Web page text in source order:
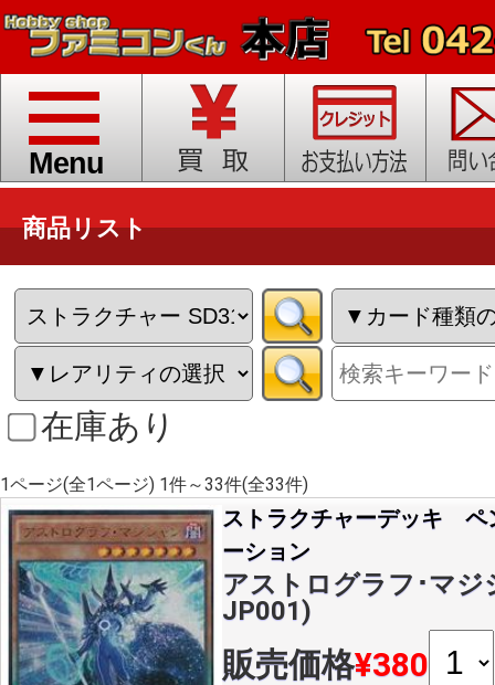
toggle
navigation
Menu
商品リスト
在庫あり
1ページ(全1ページ) 1件～33件(全33件)
ストラクチャーデッキ ペ
ーション
アストログラフ･マジ
JP001)
販売価格¥380